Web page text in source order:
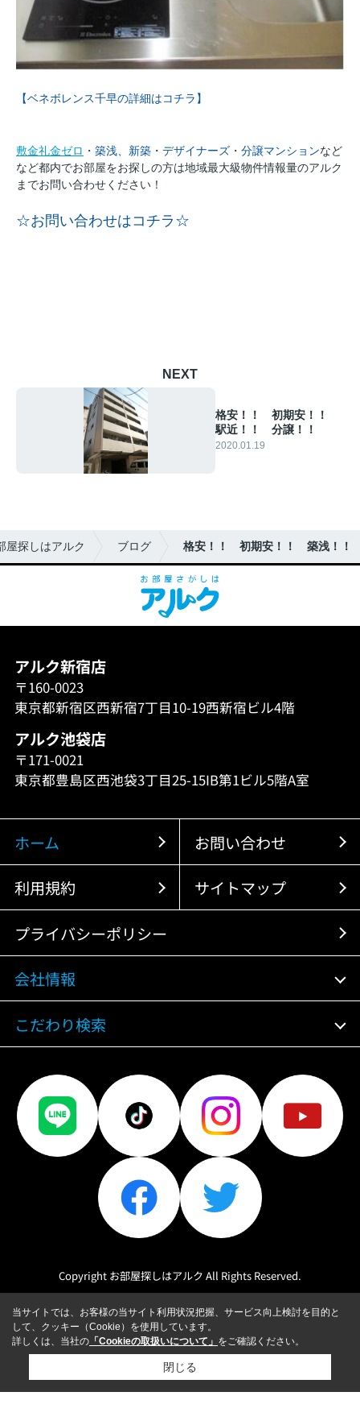
【ベネボレンス千早の詳細はコチラ】
敷金礼金ゼロ ・ 築浅、新築 ・ デザイナーズ ・ 分譲マンションなど
など都内でお部屋をお探しの方は地域最大級物件情報量のアルク
までお問い合わせください！
☆お問い合わせはコチラ☆
NEXT
格安！！ 初期安！！
駅近！！ 分譲！！
2020.01.19
屋探しはアルク ブログ 格安！！ 初期安！！ 築浅！！
アルク新宿店
〒160-0023
東京都新宿区西新宿7丁目10-19西新宿ビル4階
アルク池袋店
〒171-0021
東京都豊島区西池袋3丁目25-15IB第1ビル5階A室
ホーム お問い合わせ
利用規約 サイトマップ
プライバシーポリシー
会社情報
こだわり検索
Copyright お部屋探しはアルク All Rights Reserved.
当サイトでは、お客様の当サイト利用状況把握、サービス向上検討を目的と
して、クッキー（Cookie）を使用しています。
詳しくは、当社の 「Cookieの取扱いについて」 をご確認ください。
閉じる